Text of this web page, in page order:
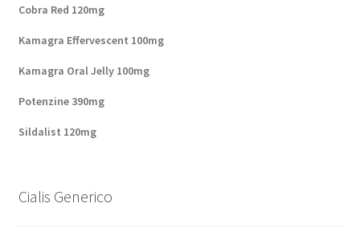
Modes de paiement
Mentions Légales
Politique de confidentialité
Cobra Red 120mg
Kamagra Effervescent 100mg
Kamagra Oral Jelly 100mg
Potenzine 390mg
Sildalist 120mg
Cialis Generico